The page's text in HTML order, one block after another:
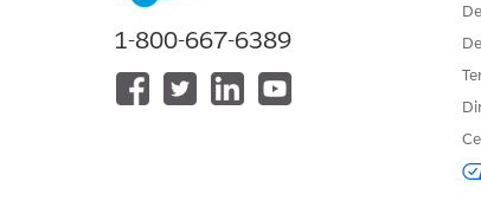
declarações. Além
mensagem de erro que
Como
1-800-667-6389